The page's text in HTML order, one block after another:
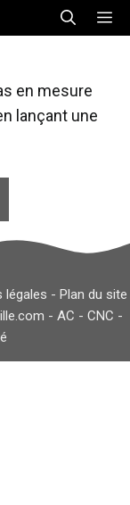
en mesure
lançant une
légales - Plan du site
- AC - CNC -